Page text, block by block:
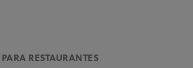
RESTAURANTES